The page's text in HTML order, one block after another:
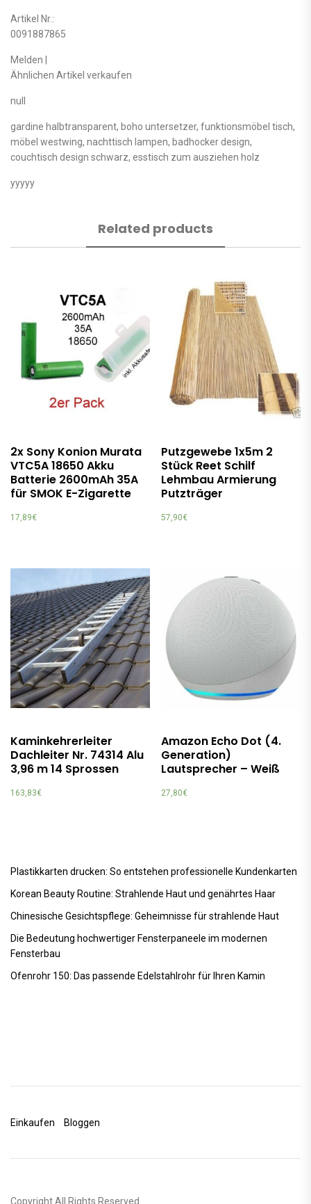
Artikel Nr.:
0091887865
Melden |
Ähnlichen Artikel verkaufen
null
gardine halbtransparent, boho untersetzer, funktionsmöbel tisch,
möbel westwing, nachttisch lampen, badhocker design,
couchtisch design schwarz, esstisch zum ausziehen holz
yyyyy
Related products
2x Sony Konion Murata
VTC5A 18650 Akku
Batterie 2600mAh 35A
für SMOK E-Zigarette
17,89€
Putzgewebe 1x5m 2
Stück Reet Schilf
Lehmbau Armierung
Putzträger
57,90€
Kaminkehrerleiter
Dachleiter Nr. 74314 Alu
3,96 m 14 Sprossen
163,83€
Amazon Echo Dot (4.
Generation)
Lautsprecher – Weiß
27,80€
Plastikkarten drucken: So entstehen professionelle Kundenkarten
Korean Beauty Routine: Strahlende Haut und genährtes Haar
Chinesische Gesichtspflege: Geheimnisse für strahlende Haut
Die Bedeutung hochwertiger Fensterpaneele im modernen
Fensterbau
Ofenrohr 150: Das passende Edelstahlrohr für Ihren Kamin
Einkaufen Bloggen
Copyright All Rights Reserved.